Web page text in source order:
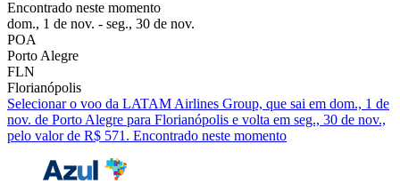
Encontrado neste momento
dom., 1 de nov. - seg., 30 de nov.
POA
Porto Alegre
FLN
Florianópolis
Selecionar o voo da LATAM Airlines Group, que sai em dom., 1 de
nov. de Porto Alegre para Florianópolis e volta em seg., 30 de nov.,
pelo valor de R$ 571. Encontrado neste momento